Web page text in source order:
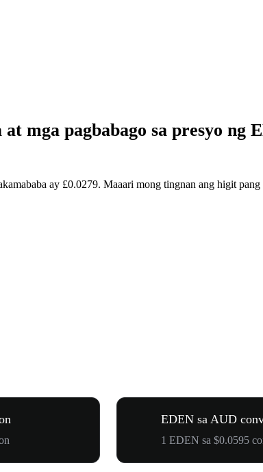
mga pagbabago sa presyo ng
ay £0.0279. Maaari mong tingnan ang higit pang
EDEN sa AUD
1 EDEN sa $0.0595